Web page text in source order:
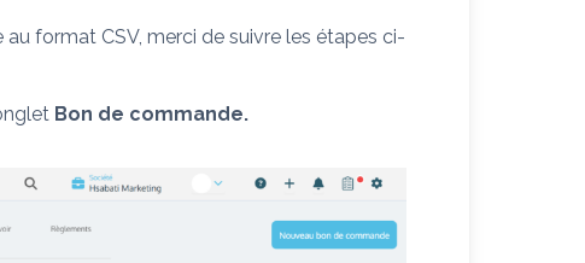
format CSV, merci de suivre les étapes ci-
Bon de commande.